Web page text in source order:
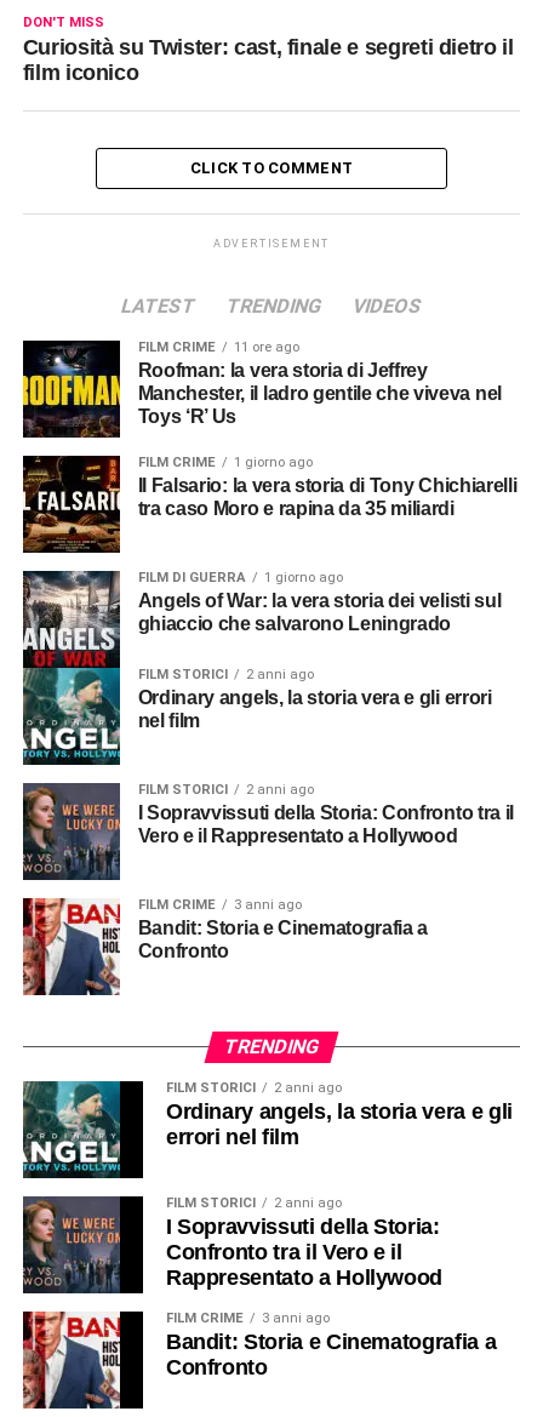
DON'T MISS
Curiosità su Twister: cast, finale e segreti dietro il
film iconico
CLICK TO COMMENT
ADVERTISEMENT
LATEST TRENDING VIDEOS
FILM CRIME 11 ore ago
Roofman: la vera storia di Jeffrey
Manchester, il ladro gentile che viveva nel
Toys ‘R’ Us
FILM CRIME 1 giorno ago
tra caso Moro e rapina da 35 miliardi
FILM DI GUERRA 1 giorno ago
Angels of War: la vera storia dei velisti sul
ghiaccio che salvarono Leningrado
FILM STORICI 2 anni ago
Ordinary angels, la storia vera e gli errori
nel film
FILM STORICI 2 anni ago
Vero e il Rappresentato a Hollywood
FILM CRIME 3 anni ago
Bandit: Storia e Cinematografia a
Confronto
TRENDING
FILM STORICI 2 anni ago
Ordinary angels, la storia vera e gli
errori nel film
FILM STORICI 2 anni ago
I Sopravvissuti della Storia:
Confronto tra il Vero e il
Rappresentato a Hollywood
FILM CRIME 3 anni ago
Bandit: Storia e Cinematografia a
Confronto